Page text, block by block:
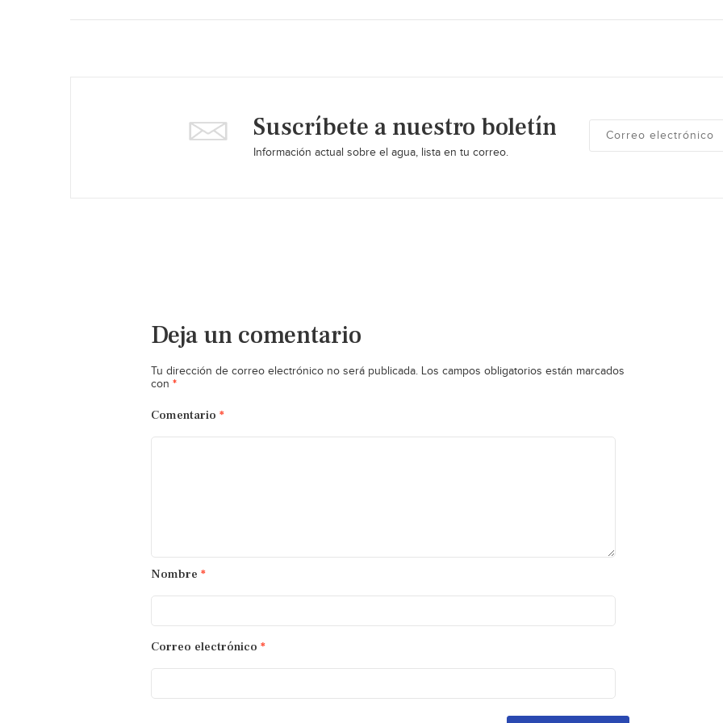
Suscríbete a nuestro boletín
Información actual sobre el agua, lista en tu correo.
Deja un comentario
Tu dirección de correo electrónico no será publicada. Los campos obligatorios están marcados
con *
Comentario *
Nombre *
Correo electrónico *